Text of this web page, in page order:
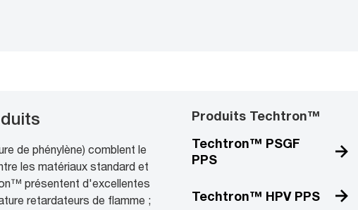
de phénylène) comblent le
les matériaux standard et
présentent d'excellentes
retardateurs de flamme ;
Produits Techtron™
Techtron™ PSGF
PPS
Techtron™ HPV PPS